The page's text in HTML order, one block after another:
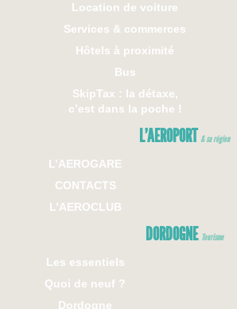
Location de voiture
Services & commerces
Hôtels à proximité
Bus
SkipTax : la détaxe,
c’est dans la poche !
L’AEROPORT& sa région
L’AEROGARE
CONTACTS
L’AEROCLUB
DORDOGNE Tourisme
Les essentiels
Quoi de neuf ?
Dordogne